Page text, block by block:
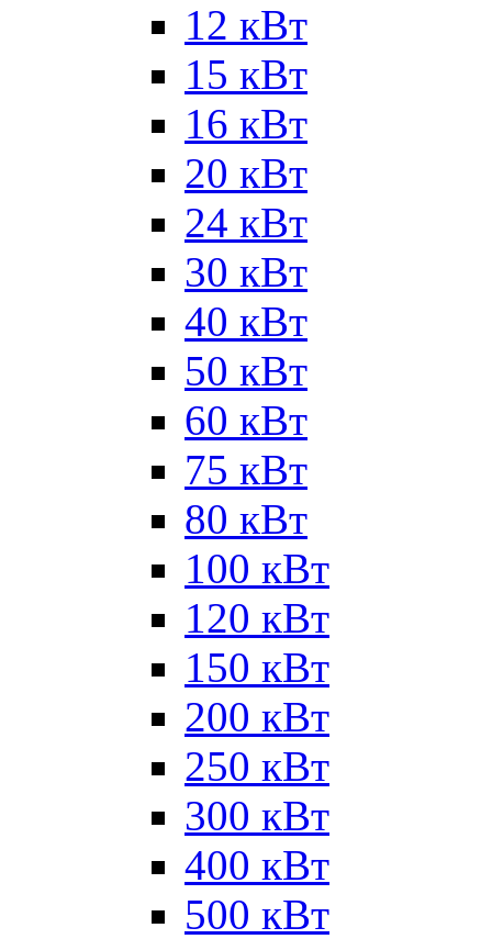
12 кВт
15 кВт
16 кВт
20 кВт
24 кВт
30 кВт
40 кВт
50 кВт
60 кВт
75 кВт
80 кВт
100 кВт
120 кВт
150 кВт
200 кВт
250 кВт
300 кВт
400 кВт
500 кВт